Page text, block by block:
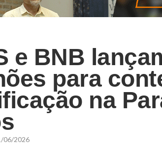
e BNB
para
na
06/2026